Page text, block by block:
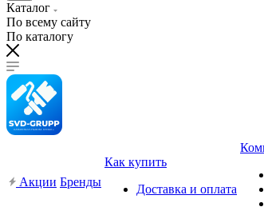
Каталог
По всему сайту
По каталогу
Акции Бренды
Как купить
Доставка и оплата